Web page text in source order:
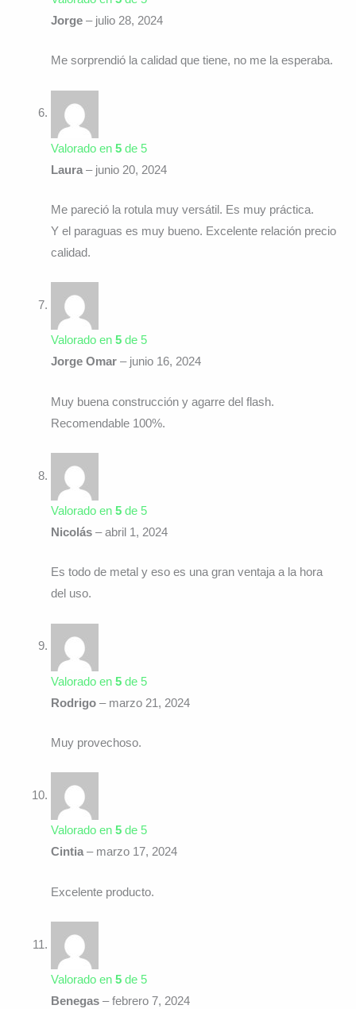
Jorge – julio 28, 2024
Me sorprendió la calidad que tiene, no me la esperaba.
Valorado en 5de 5
Laura – junio 20, 2024
Me pareció la rotula muy versátil. Es muy práctica.
Y el paraguas es muy bueno. Excelente relación precio
calidad.
Valorado en 5de 5
Jorge Omar – junio 16, 2024
Muy buena construcción y agarre del flash.
Recomendable 100%.
Valorado en 5de 5
Nicolás – abril 1, 2024
Es todo de metal y eso es una gran ventaja a la hora
del uso.
Valorado en 5de 5
Rodrigo – marzo 21, 2024
Muy provechoso.
Valorado en 5de 5
Cintia– marzo 17, 2024
Excelente producto.
Valorado en 5de 5
Benegas – febrero 7, 2024